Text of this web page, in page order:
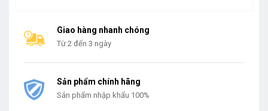
Giao hàng nhanh chóng
Từ 2 đến 3 ngày
Sản phẩm chính hãng
Sản phẩm nhập khẩu 100%